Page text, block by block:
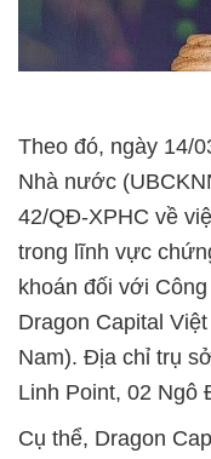
Theo đó, ngày 14/
Nhà nước
42/QĐ-XPHC về
trong lĩnh vực
khoán đối với
Dragon Capital
Nam). Địa chỉ trụ
Linh Point, 02 Ngô
Cụ thể, Dragon